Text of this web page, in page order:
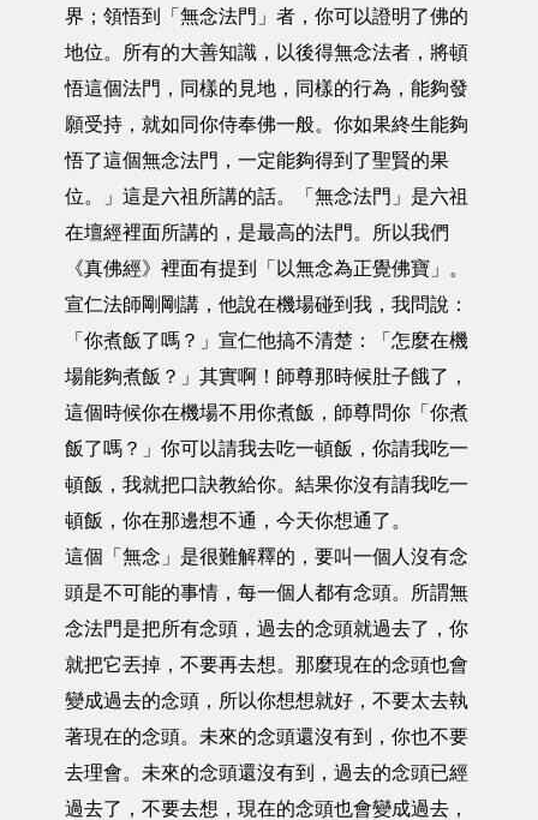
界；領悟到「無念法門」者，你可以證明了佛的
地位。所有的大善知識，以後得無念法者，將頓
悟這個法門，同樣的見地，同樣的行為，能夠發
願受持，就如同你侍奉佛一般。你如果終生能夠
悟了這個無念法門，一定能夠得到了聖賢的果
位。」這是六祖所講的話。「無念法門」是六祖
在壇經裡面所講的，是最高的法門。所以我們
《真佛經》裡面有提到「以無念為正覺佛寶」。
宣仁法師剛剛講，他說在機場碰到我，我問說：
「你煮飯了嗎？」宣仁他搞不清楚：「怎麼在機
場能夠煮飯？」其實啊！師尊那時候肚子餓了，
這個時候你在機場不用你煮飯，師尊問你「你煮
飯了嗎？」你可以請我去吃一頓飯，你請我吃一
頓飯，我就把口訣教給你。結果你沒有請我吃一
頓飯，你在那邊想不通，今天你想通了。
這個「無念」是很難解釋的，要叫一個人沒有念
頭是不可能的事情，每一個人都有念頭。所謂無
念法門是把所有念頭，過去的念頭就過去了，你
就把它丟掉，不要再去想。那麼現在的念頭也會
變成過去的念頭，所以你想想就好，不要太去執
著現在的念頭。未來的念頭還沒有到，你也不要
去理會。未來的念頭還沒有到，過去的念頭已經
過去了，不要去想，現在的念頭也會變成過去，